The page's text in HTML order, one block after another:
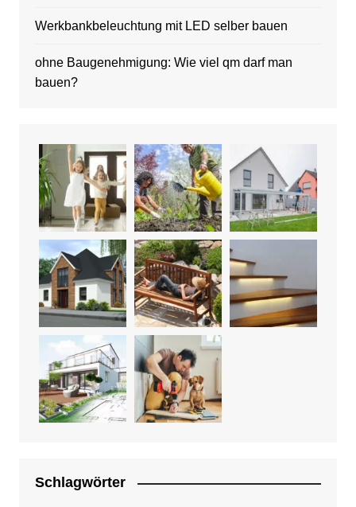
Werkbankbeleuchtung mit LED selber bauen
ohne Baugenehmigung: Wie viel qm darf man
bauen?
Schlagwörter